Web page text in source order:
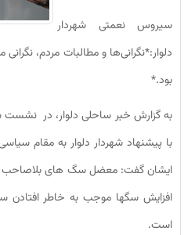
سیروس نعمتی شهردار
دلوار:*نگرانی‌ها و مطالبات مردم،
بود.*
به گزارش خبر ساحلی دلوار، در
با پیشنهاد شهردار دلوار به مقام
ایشان گفت: معضل سگ های بلاصاحب
افزایش سگها موجب به خاطر افتادن
است.